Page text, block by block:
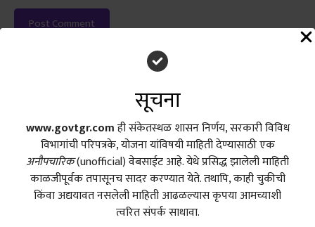
सूचना
www.govtgr.comही संकेतस्थळ शासन निर्णय, सरकारी विविध
विभागांची परिपत्रके, योजना यांविषयी माहिती देण्यासाठी एक
अनौपचारिक(unofficial) वेबसाईट आहे. येथे प्रसिद्ध झालेली माहिती
काळजीपूर्वक तपासूनच सादर करण्यात येते. तथापि, काही चुकीची
किंवा अद्ययावत नसलेली माहिती आढळल्यास कृपया आमच्याशी
त्वरित संपर्क साधावा.
Search
Recent Posts
शिक्षण सेवक योजनेत ऐतिहासिक सुधारणा; नवीन शासन निर्णय जारी